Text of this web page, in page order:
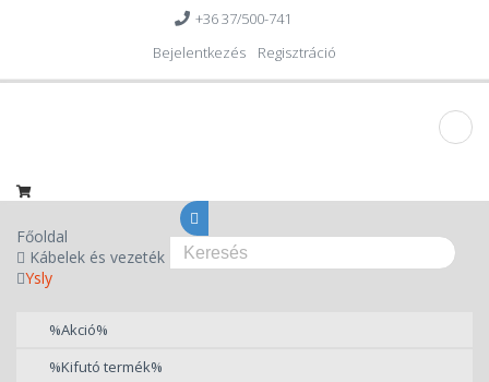
+36 37/500-741
Bejelentkezés
Regisztráció
Főoldal
Kábelek és vezeték
Ysly
%Akció%
%Kifutó termék%